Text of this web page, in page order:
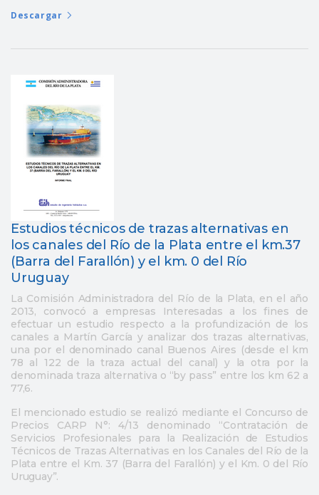
Descargar
Estudios técnicos de trazas alternativas en
los canales del Río de la Plata entre el km.37
(Barra del Farallón) y el km. 0 del Río
Uruguay
La Comisión Administradora del Río de la Plata, en el año
2013, convocó a empresas Interesadas a los fines de
efectuar un estudio respecto a la profundización de los
canales a Martín García y analizar dos trazas alternativas,
una por el denominado canal Buenos Aires (desde el km
78 al 122 de la traza actual del canal) y la otra por la
denominada traza alternativa o “by pass” entre los km 62 a
77,6.
El mencionado estudio se realizó mediante el Concurso de
Precios CARP N°: 4/13 denominado “Contratación de
Servicios Profesionales para la Realización de Estudios
Técnicos de Trazas Alternativas en los Canales del Río de la
Plata entre el Km. 37 (Barra del Farallón) y el Km. 0 del Río
Uruguay”.